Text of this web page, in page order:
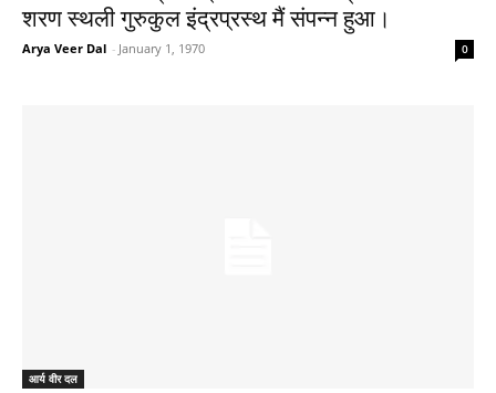
शरण स्थली गुरुकुल इंद्रप्रस्थ मैं संपन्न हुआ।
Arya Veer Dal - January 1, 1970 0
आर्य वीर दल